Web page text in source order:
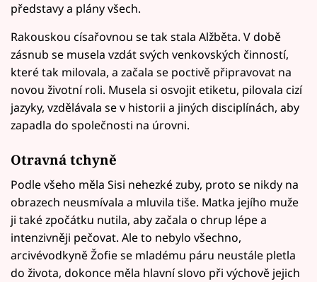
představy a plány všech.
Rakouskou císařovnou se tak stala Alžběta. V době
zásnub se musela vzdát svých venkovských činností,
které tak milovala, a začala se poctivě připravovat na
novou životní roli. Musela si osvojit etiketu, pilovala cizí
jazyky, vzdělávala se v historii a jiných disciplínách, aby
zapadla do společnosti na úrovni.
Otravná tchyně
Podle všeho měla Sisi nehezké zuby, proto se nikdy na
obrazech neusmívala a mluvila tiše. Matka jejího muže
ji také zpočátku nutila, aby začala o chrup lépe a
intenzivněji pečovat. Ale to nebylo všechno,
arcivévodkyně Žofie se mladému páru neustále pletla
do života, dokonce měla hlavní slovo při výchově jejich